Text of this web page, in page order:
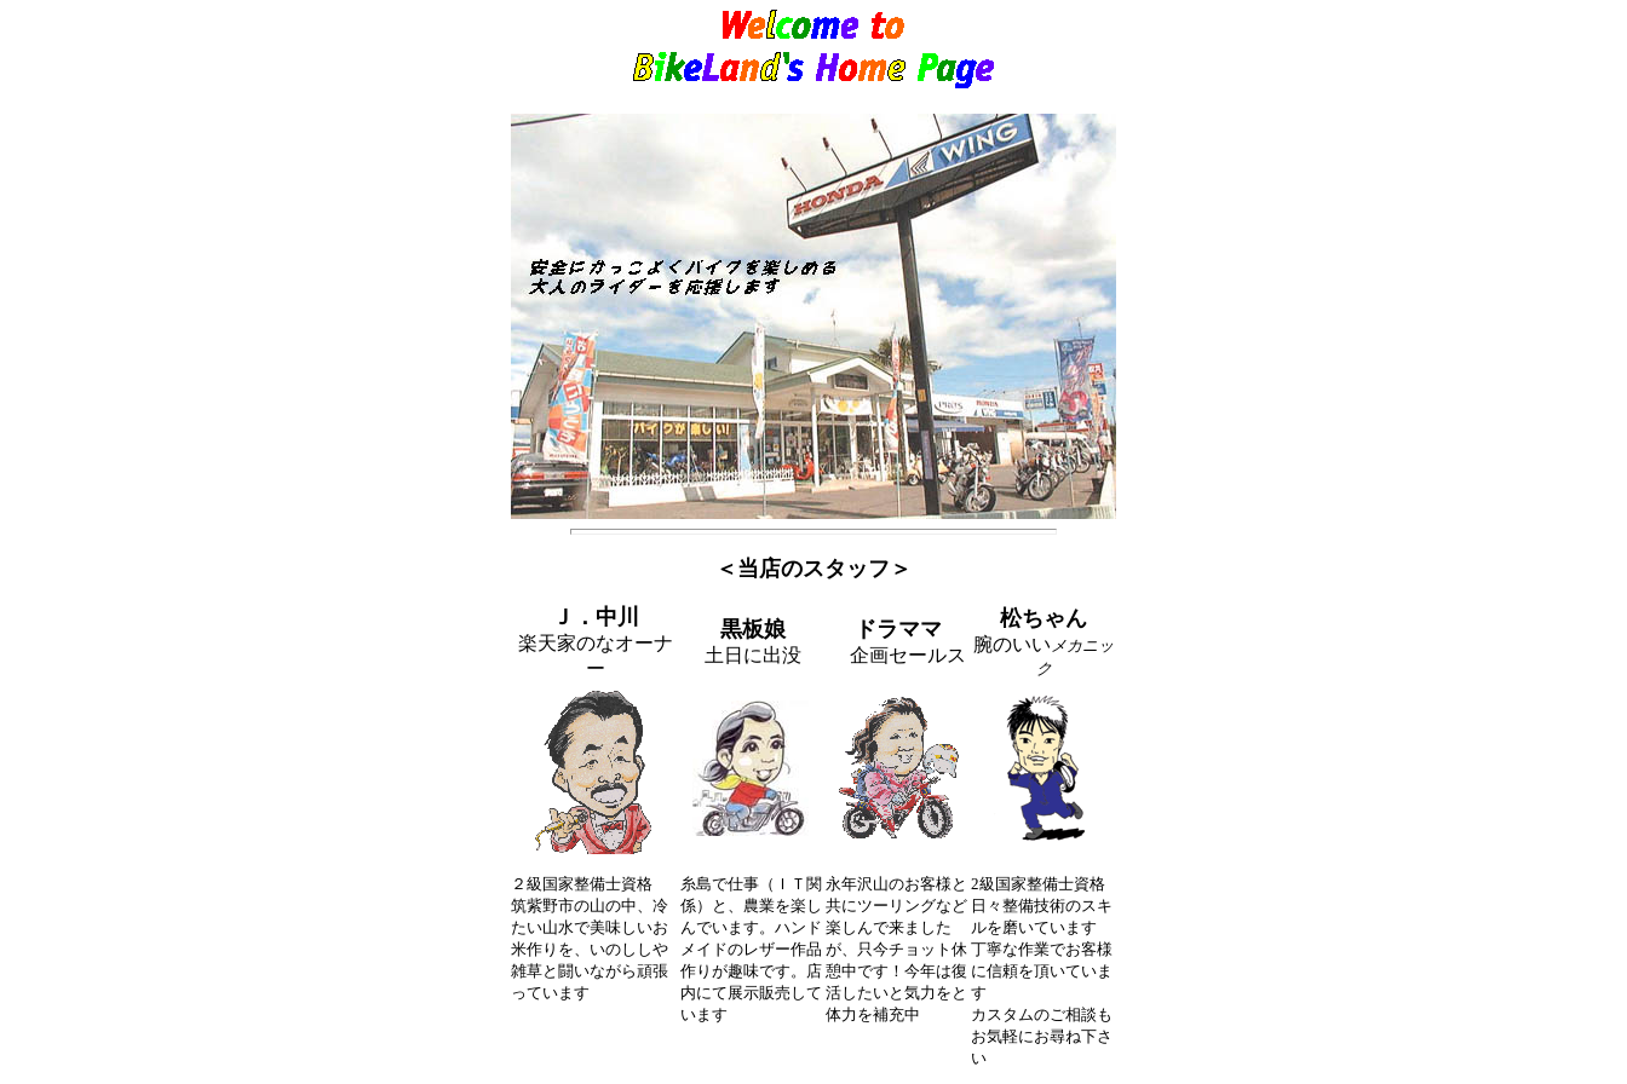
＜当店のスタッフ＞
Ｊ．中川
楽天家のなオーナ
ー
黒板娘
土日に出没
ドラママ
企画セールス
松ちゃん
腕のいい メカニッ
ク
２級国家整備士資格
筑紫野市の山の中、冷
たい山水で美味しいお
米作りを、いのししや
雑草と闘いながら頑張
っています
糸島で仕事（ＩＴ関
係）と、農業を楽し
んでいます。ハンド
メイドのレザー作品
作りが趣味です。店
内にて展示販売して
います
永年沢山のお客様と
共にツーリングなど
楽しんで来ました
が、只今チョット休
憩中です！今年は復
活したいと気力をと
体力を補充中
2級国家整備士資格
日々整備技術のスキ
ルを磨いています
丁寧な作業でお客様
に信頼を頂いていま
す
カスタムのご相談も
お気軽にお尋ね下さ
い